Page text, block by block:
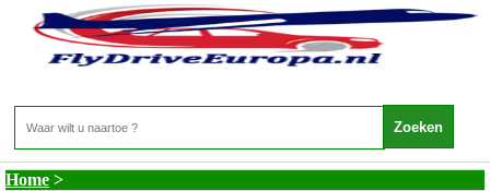
Bulgarije - Zwarte Zee - Goudstrand - Golden
Home >